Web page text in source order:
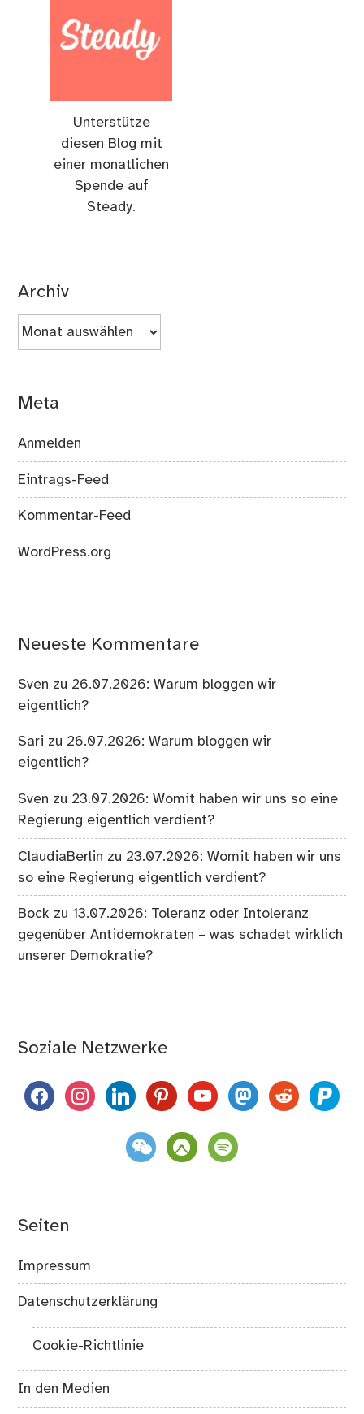
Unterstütze
diesen Blog mit
einer monatlichen
Spende auf
Steady.
Archiv
Archiv
Meta
Anmelden
Eintrags-Feed
Kommentar-Feed
WordPress.org
Neueste Kommentare
Sven zu 26.07.2026: Warum bloggen wir
eigentlich?
Sari zu 26.07.2026: Warum bloggen wir
eigentlich?
Sven zu 23.07.2026: Womit haben wir uns so eine
Regierung eigentlich verdient?
ClaudiaBerlin zu 23.07.2026: Womit haben wir uns
so eine Regierung eigentlich verdient?
Bock zu13.07.2026: Toleranz oder Intoleranz
gegenüber Antidemokraten – was schadet wirklich
unserer Demokratie?
Soziale Netzwerke
facebookinstagramlinkedinpinterestyoutubemastodon
reddit paypal
weixin komootspotify
Seiten
Impressum
Datenschutzerklärung
Cookie-Richtlinie
In den Medien